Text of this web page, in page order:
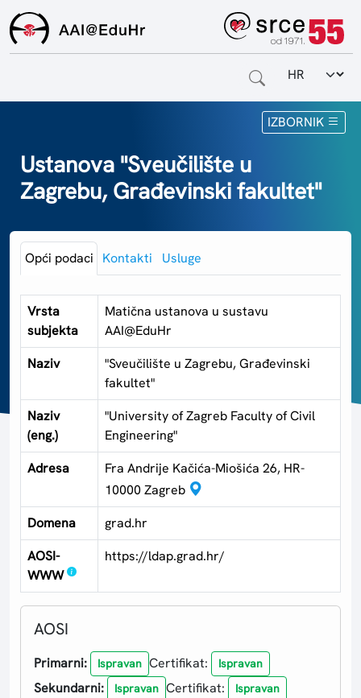
Odabir
IZBORNIK
Za krajnje korisnike
Za davatelje usluga
Za matične ustanove
O sustavu
Kontakt
Ustanova "Sveučilište u
Zagrebu, Građevinski fakultet"
Opći podaci Kontakti Usluge
Vrsta
subjekta
Matična ustanova u sustavu
AAI@EduHr
Naziv
"Sveučilište u Zagrebu, Građevinski
fakultet"
Naziv
(eng.)
"University of Zagreb Faculty of Civil
Engineering"
Adresa
Fra Andrije Kačića-Miošića 26, HR-
10000 Zagreb
Domena
grad.hr
AOSI-
WWW
https://ldap.grad.hr/
AOSI
Primarni: Ispravan Certifikat: Ispravan
Sekundarni: Ispravan Certifikat: Ispravan